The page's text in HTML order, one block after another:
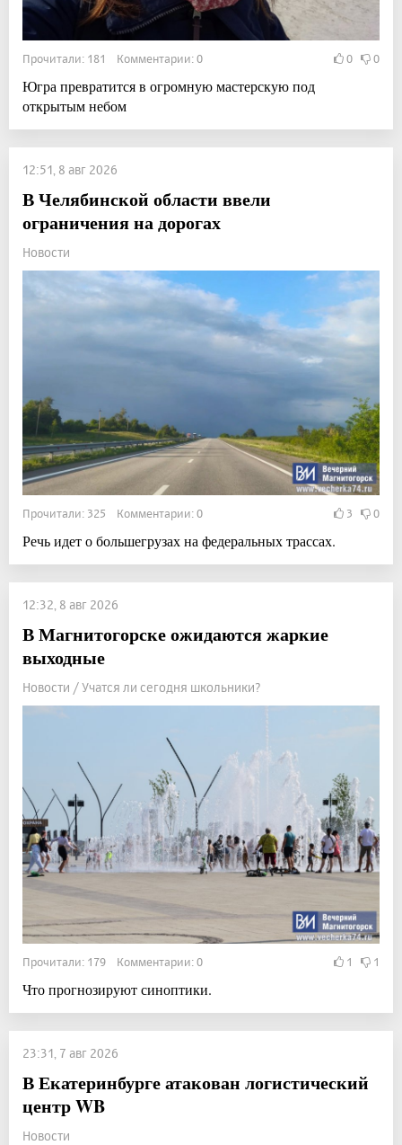
Прочитали: 181 Комментарии: 0 0 0
Югра превратится в огромную мастерскую под
открытым небом
12:51, 8 авг 2026
В Челябинской области ввели
ограничения на дорогах
Новости
Прочитали: 325 Комментарии: 0 3 0
Речь идет о большегрузах на федеральных трассах.
12:32, 8 авг 2026
В Магнитогорске ожидаются жаркие
выходные
Новости / Учатся ли сегодня школьники?
Прочитали: 179 Комментарии: 0 1 1
Что прогнозируют синоптики.
23:31, 7 авг 2026
В Екатеринбурге атакован логистический
центр WB
Новости